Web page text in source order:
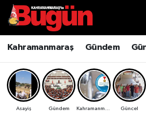
Kahramanmaraş Gündem
Asayiş Gündem Güncel
Kahramanmaraş
Kahramanmaraş Sokak
Bilim ve Teknoloji
Kahramanmaraş Nöbetçi
Kahramanmaraş Hava Durumu
Kahramanmaraş Namaz